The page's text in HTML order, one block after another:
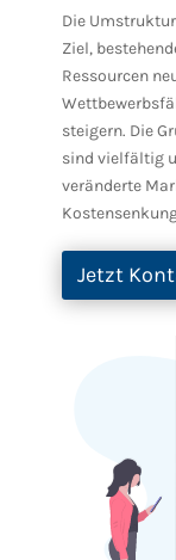
Die
Ziel,
Ressourcen
steigern. Die
sind vielfältig
veränderte
Jetzt